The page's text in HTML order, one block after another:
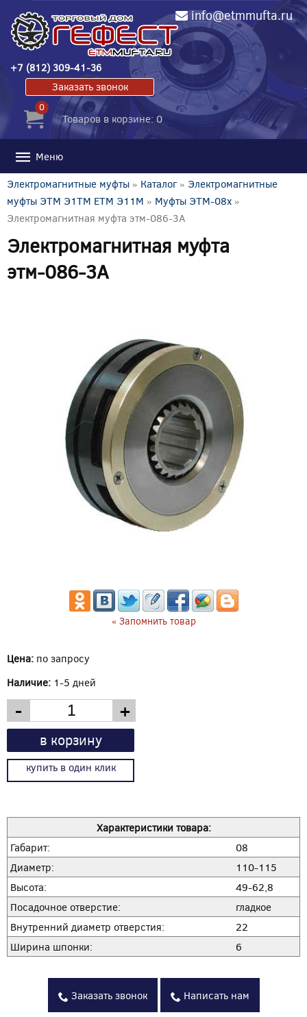
info@etmmufta.ru
+7 (812) 309-41-36
Заказать звонок
0
Товаров в корзине: 0
Меню
Электромагнитные муфты » Каталог» Электромагнитные
муфты ЭТМ Э1ТМ ETM Э11М » Муфты ЭТМ-08x »
Электромагнитная муфта этм-086-3А
Электромагнитная муфта
этм-086-3А
« Запомнить товар
Цена: по запросу
Наличие: 1-5 дней
- +
в корзину
купить в один клик
Характеристики товара:
Габарит:
08
Диаметр:
110-115
Высота:
49-62,8
Посадочное отверстие:
гладкое
Внутренний диаметр отверстия:
22
Ширина шпонки:
6
Заказать звонок Написать нам